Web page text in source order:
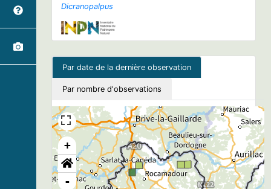
Dicranopalpus
Par date de la dernière observation
Par nombre d'observations
+
-